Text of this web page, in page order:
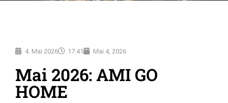
4. Mai 2026 17:41 Mai 4, 2026
Mai 2026: AMI GO
HOME